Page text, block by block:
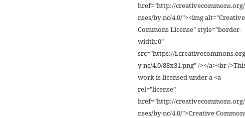
href="http://
nses/by-nc/4.0/"><img alt="Creative
Commons License" style="border-
width:0"
src="https://
y-nc/4.0/88x31.png" /></a><br /
work is licensed under a <a
rel="license"
href="http://
nses/by-nc/4.0/">Creative